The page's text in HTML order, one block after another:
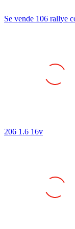
Se vende 106 rallye
206 1.6 16v